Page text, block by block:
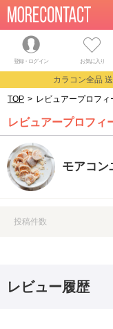
登録・ログイン お気に入り
カラコン全品
TOP > レビュアープロフィ
レビュアープロフィ
モアコン
投稿件数
レビュー履歴